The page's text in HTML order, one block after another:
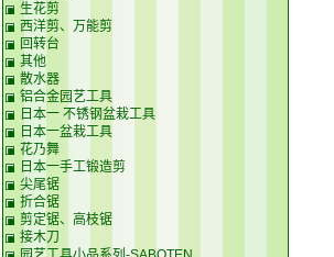
生花剪
西洋剪、万能剪
回转台
其他
散水器
铝合金园艺工具
日本一 不锈钢盆栽工具
日本一盆栽工具
花乃舞
日本一手工锻造剪
尖尾锯
折合锯
剪定锯、高枝锯
接木刀